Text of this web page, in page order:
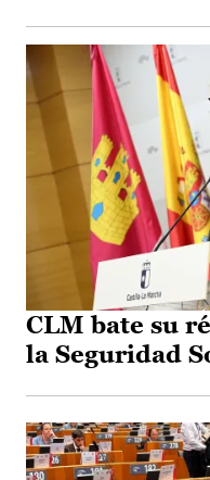
CLM bate su
la Seguridad